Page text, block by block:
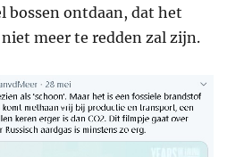
bossen ontdaan, dat het
meer te redden zal zijn.